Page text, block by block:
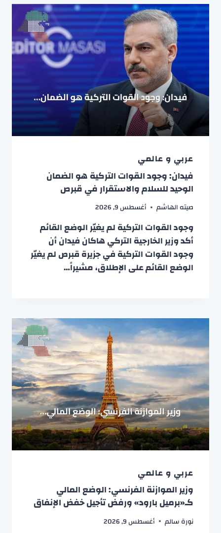
عربي و عالمي
فيدان: وجود القوات التركية هو الضمان
الوحيد للسلام والاستقرار في قبرص
صيته الهاشم أغسطس 9, 2026
وجود القوات التركية لم يغيّر الوضع القائم
أكد وزير الخارجية التركي هاكان فيدان أن
وجود القوات التركية في جزيرة قبرص لم يغيّر
الوضع القائم على الإطلاق، مشيراً…
عربي و عالمي
وزير الموازنة الفرنسي: الوضع المالي
كـ«برميل بارود» ورفض تأجيل خفض الإنفاق
نورة سالم أغسطس 9, 2026